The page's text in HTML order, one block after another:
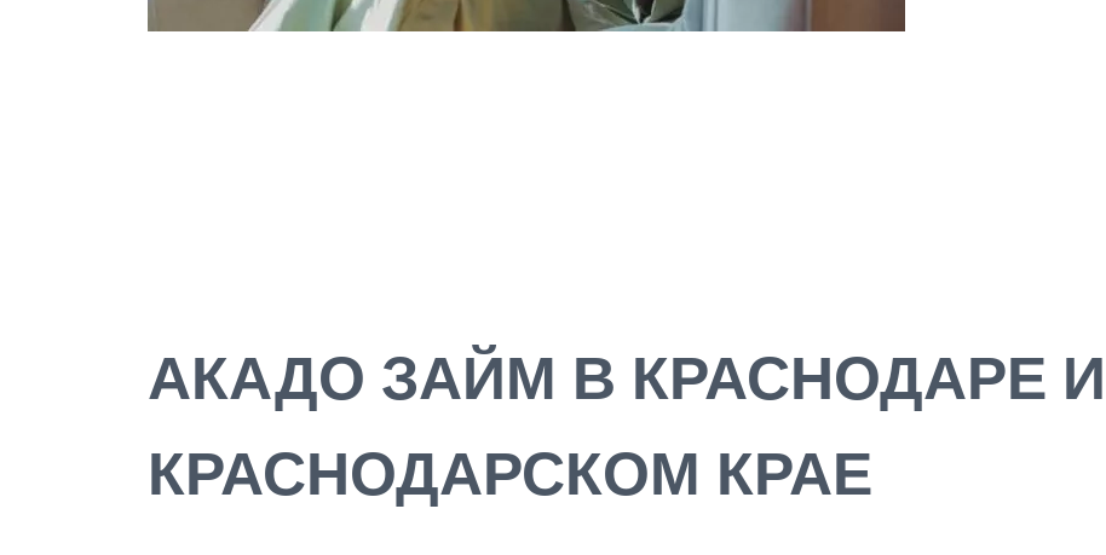
АКАДО ЗАЙМ В КРАСНОДАРЕ И
КРАСНОДАРСКОМ КРАЕ